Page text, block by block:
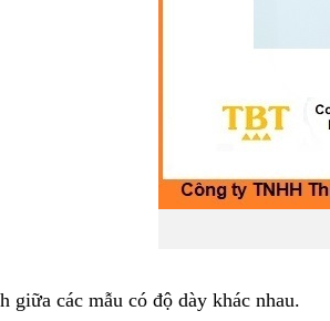
giữa các mẫu có độ dày khác nhau.